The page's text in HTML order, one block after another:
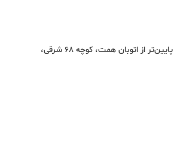
تهران، شیراز جنوبی، پایین‌تر از اتوبان همت، کوچه 68 شرقی،